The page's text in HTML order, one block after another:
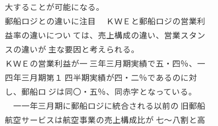
大することが可能になる。
郵船ロジとの違いに注目 ＫＷＥと郵船ロジの営業利
益率の違いについ ては、売上構成の違い、営業スタン
スの違いが 主な要因と考えられる。
ＫＷＥの営業利益が一 三年三月期実績で五・四％、一
四年三月期第１ 四半期実績が四・二％であるのに対
し、郵船ロ ジは同〇・五％、同赤字となっている。
一一年三月期に郵船ロジに統合される以前の 旧郵船
航空サービスは航空事業の売上構成比が 七〜八割と高